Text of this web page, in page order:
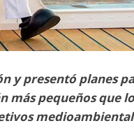
y presentó planes
más pequeños que